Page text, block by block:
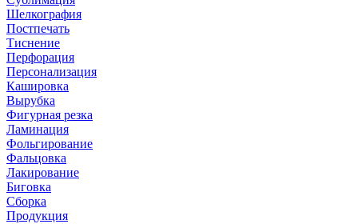
Шелкография
Постпечать
Тиснение
Перфорация
Персонализация
Кашировка
Вырубка
Фигурная резка
Ламинация
Фольгирование
Фальцовка
Лакирование
Биговка
Сборка
Продукция